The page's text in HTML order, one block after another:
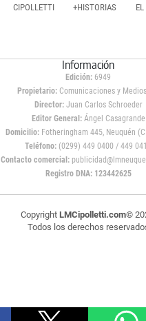
CIPOLLETTI +HISTORIAS
Información
Edición: 6949
Propietario:Comunicaciones y
Director: Juan Carlos Schroeder
Editor General:Ángel Casagrande
Domicilio:Fotheringham 445, Neuquén
Teléfono: (0299) 449 0400 / 449
Contacto comercial:
Registro DNA: 123442625
Copyright LMCipolletti.com©
Todos los derechos